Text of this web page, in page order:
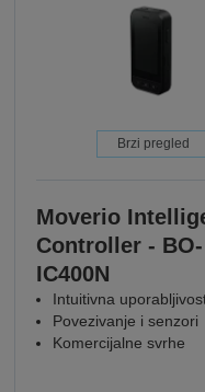
Brzi pregled
Moverio
Controller - BO-
IC400N
Intuitivna
Povezivanje i senzori
Komercijalne svrhe